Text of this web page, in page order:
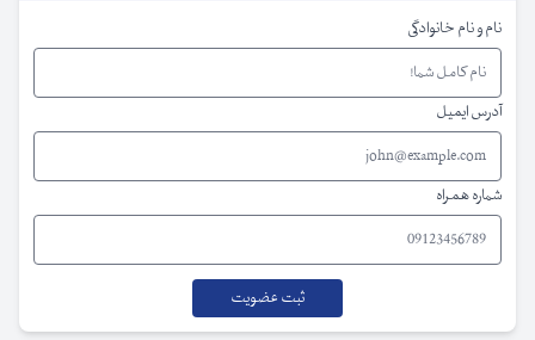
نام و نام خانوادگی
آدرس ایمیل
شماره همراه